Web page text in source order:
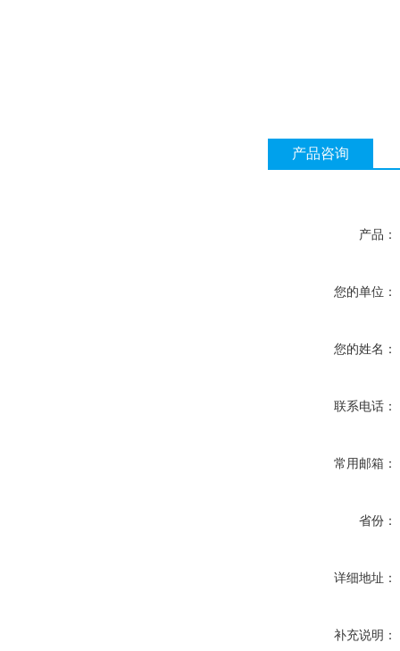
产品咨询
产品：
您的单位：
您的姓名：
联系电话：
常用邮箱：
省份：
详细地址：
补充说明：